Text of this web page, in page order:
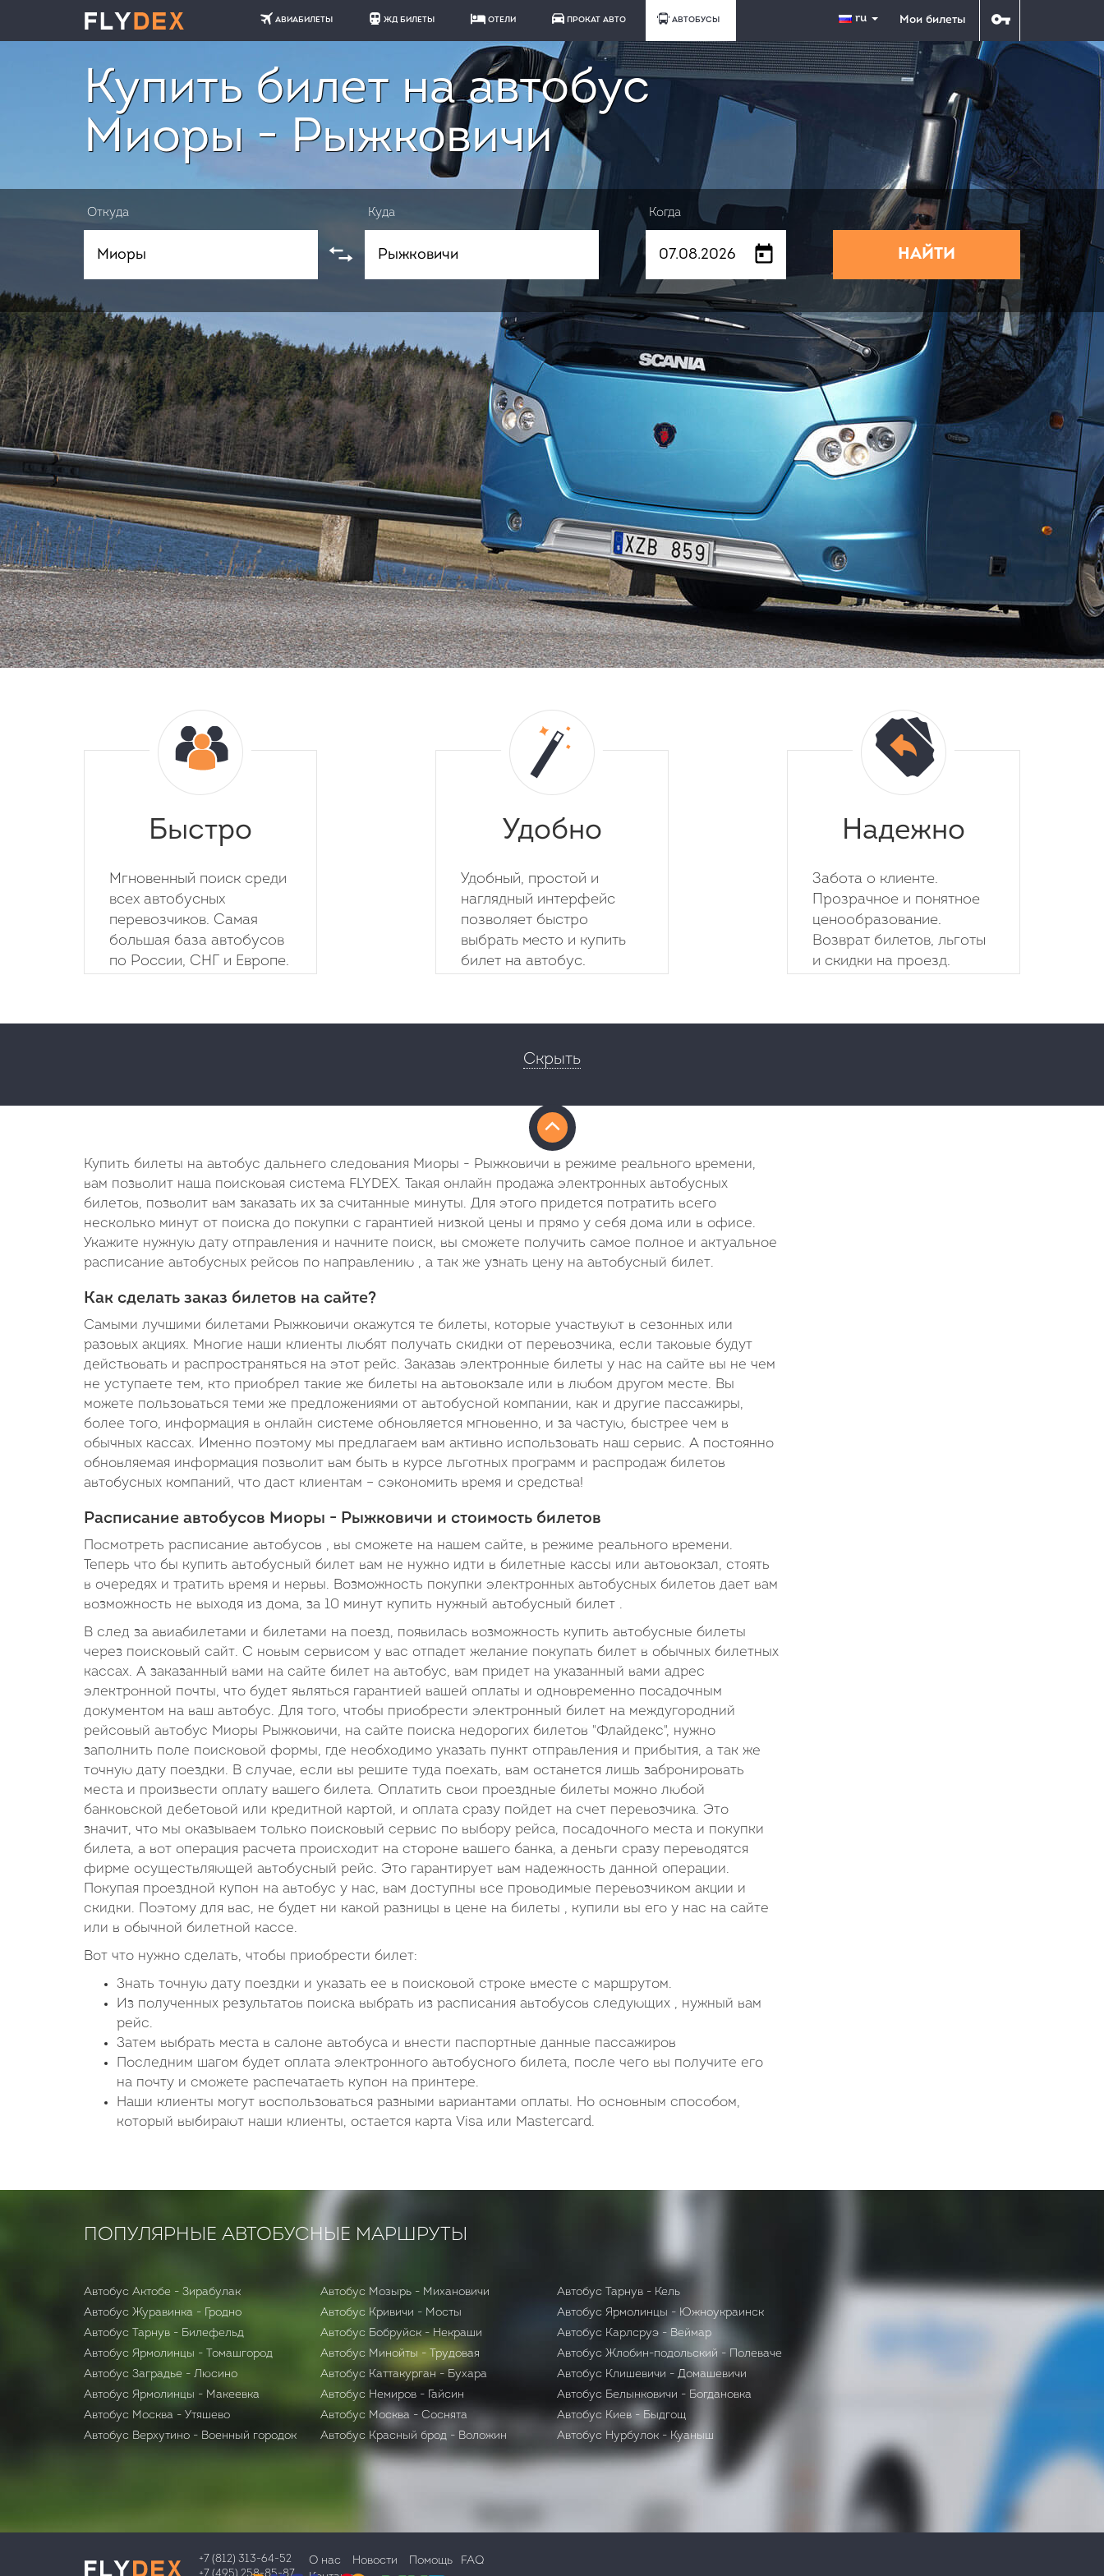
АВИАБИЛЕТЫ ЖД БИЛЕТЫ ОТЕЛИ ПРОКАТ АВТО АВТОБУСЫ ru Мои билеты
Купить билет на автобус
Миоры - Рыжковичи
Откуда Куда Когда
НАЙТИ
Быстро
Мгновенный поиск среди
всех автобусных
перевозчиков. Самая
большая база автобусов
по России, СНГ и Европе.
Удобно
Удобный, простой и
наглядный интерфейс
позволяет быстро
выбрать место и купить
билет на автобус.
Надежно
Забота о клиенте.
Прозрачное и понятное
ценообразование.
Возврат билетов, льготы
и скидки на проезд.
Скрыть
Купить билеты на автобус дальнего следования Миоры - Рыжковичи в режиме реального времени,
вам позволит наша поисковая система FLYDEX. Такая онлайн продажа электронных автобусных
билетов, позволит вам заказать их за считанные минуты. Для этого придется потратить всего
несколько минут от поиска до покупки с гарантией низкой цены и прямо у себя дома или в офисе.
Укажите нужную дату отправления и начните поиск, вы сможете получить самое полное и актуальное
расписание автобусных рейсов по направлению , а так же узнать цену на автобусный билет.
Как сделать заказ билетов на сайте?
Самыми лучшими билетами Рыжковичи окажутся те билеты, которые участвуют в сезонных или
разовых акциях. Многие наши клиенты любят получать скидки от перевозчика, если таковые будут
действовать и распространяться на этот рейс. Заказав электронные билеты у нас на сайте вы не чем
не уступаете тем, кто приобрел такие же билеты на автовокзале или в любом другом месте. Вы
можете пользоваться теми же предложениями от автобусной компании, как и другие пассажиры,
более того, информация в онлайн системе обновляется мгновенно, и за частую, быстрее чем в
обычных кассах. Именно поэтому мы предлагаем вам активно использовать наш сервис. А постоянно
обновляемая информация позволит вам быть в курсе льготных программ и распродаж билетов
автобусных компаний, что даст клиентам – сэкономить время и средства!
Расписание автобусов Миоры - Рыжковичи и стоимость билетов
Посмотреть расписание автобусов , вы сможете на нашем сайте, в режиме реального времени.
Теперь что бы купить автобусный билет вам не нужно идти в билетные кассы или автовокзал, стоять
в очередях и тратить время и нервы. Возможность покупки электронных автобусных билетов дает вам
возможность не выходя из дома, за 10 минут купить нужный автобусный билет .
В след за авиабилетами и билетами на поезд, появилась возможность купить автобусные билеты
через поисковый сайт. С новым сервисом у вас отпадет желание покупать билет в обычных билетных
кассах. А заказанный вами на сайте билет на автобус, вам придет на указанный вами адрес
электронной почты, что будет являться гарантией вашей оплаты и одновременно посадочным
документом на ваш автобус. Для того, чтобы приобрести электронный билет на междугородний
рейсовый автобус Миоры Рыжковичи, на сайте поиска недорогих билетов "Флайдекс", нужно
заполнить поле поисковой формы, где необходимо указать пункт отправления и прибытия, а так же
точную дату поездки. В случае, если вы решите туда поехать, вам останется лишь забронировать
места и произвести оплату вашего билета. Оплатить свои проездные билеты можно любой
банковской дебетовой или кредитной картой, и оплата сразу пойдет на счет перевозчика. Это
значит, что мы оказываем только поисковый сервис по выбору рейса, посадочного места и покупки
билета, а вот операция расчета происходит на стороне вашего банка, а деньги сразу переводятся
фирме осуществляющей автобусный рейс. Это гарантирует вам надежность данной операции.
Покупая проездной купон на автобус у нас, вам доступны все проводимые перевозчиком акции и
скидки. Поэтому для вас, не будет ни какой разницы в цене на билеты , купили вы его у нас на сайте
или в обычной билетной кассе.
Вот что нужно сделать, чтобы приобрести билет:
Знать точную дату поездки и указать ее в поисковой строке вместе с маршрутом.
Из полученных результатов поиска выбрать из расписания автобусов следующих , нужный вам
рейс.
Затем выбрать места в салоне автобуса и внести паспортные данные пассажиров
Последним шагом будет оплата электронного автобусного билета, после чего вы получите его
на почту и сможете распечатаеть купон на принтере.
Наши клиенты могут воспользоваться разными вариантами оплаты. Но основным способом,
который выбирают наши клиенты, остается карта Visa или Mastercard.
ПОПУЛЯРНЫЕ АВТОБУСНЫЕ МАРШРУТЫ
Автобус Актобе - Зирабулак
Автобус Журавинка - Гродно
Автобус Тарнув - Билефельд
Автобус Ярмолинцы - Томашгород
Автобус Заградье - Люсино
Автобус Ярмолинцы - Макеевка
Автобус Москва - Утяшево
Автобус Верхутино - Военный городок
Автобус Мозырь - Михановичи
Автобус Кривичи - Мосты
Автобус Бобруйск - Некраши
Автобус Минойты - Трудовая
Автобус Каттакурган - Бухара
Автобус Немиров - Гайсин
Автобус Москва - Соснята
Автобус Красный брод - Воложин
Автобус Тарнув - Кель
Автобус Ярмолинцы - Южноукраинск
Автобус Карлсруэ - Веймар
Автобус Жлобин-подольский - Полеваче
Автобус Клишевичи - Домашевичи
Автобус Белынковичи - Богдановка
Автобус Киев - Быдгощ
Автобус Нурбулок - Куаныш
+7 (812) 313-64-52
О нас Новости Помощь
FAQ